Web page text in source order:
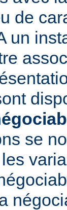
de
un
se